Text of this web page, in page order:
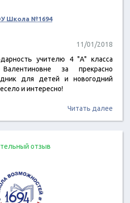
Школа №1694
11/01/2018
учителю 4 "А" класса
за прекрасно
для детей и новогодний
и интересно!
Читать далее
отзыв